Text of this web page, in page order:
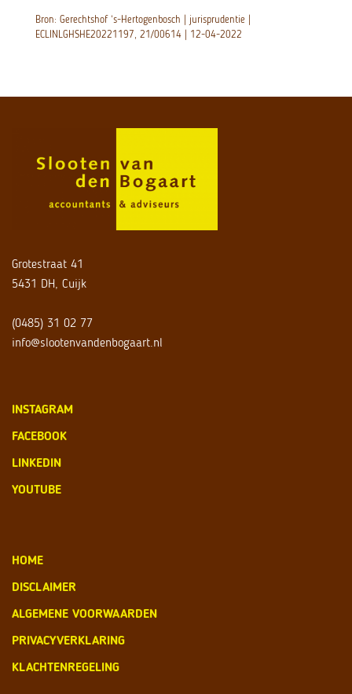
Bron: Gerechtshof ‘s-Hertogenbosch | jurisprudentie |
ECLINLGHSHE20221197, 21/00614 | 12-04-2022
Grotestraat 41
5431 DH, Cuijk
(0485) 31 02 77
info@slootenvandenbogaart.nl
INSTAGRAM
FACEBOOK
LINKEDIN
YOUTUBE
HOME
DISCLAIMER
ALGEMENE VOORWAARDEN
PRIVACYVERKLARING
KLACHTENREGELING